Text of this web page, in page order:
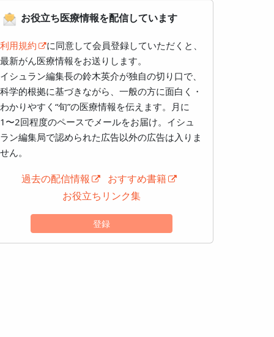
お役立ち医療情報を配信しています
利用規約
に同意して会員登録していただくと、
最新がん医療情報をお送りします。
イシュラン編集長の鈴木英介が独自の切り口で、
科学的根拠に基づきながら、一般の方に面白く・
わかりやすく“旬”の医療情報を伝えます。月に
1〜2回程度のペースでメールをお届け。イシュ
ラン編集局で認められた広告以外の広告は入りま
せん。
過去の配信情報
おすすめ書籍
お役立ちリンク集
登録